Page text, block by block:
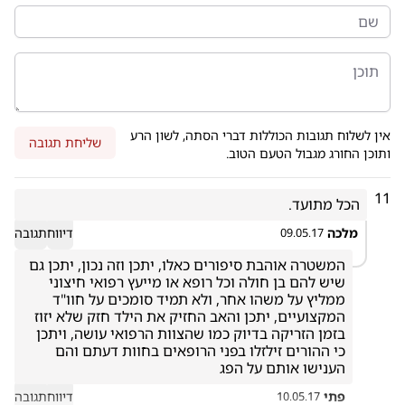
אין לשלוח תגובות הכוללות דברי הסתה, לשון הרע
ותוכן החורג מגבול הטעם הטוב.
שליחת תגובה
11 הכל מתועד.
מלכה 09.05.17 דיווחתגובה
הענישו אותם על הפג
פתי 10.05.17 דיווחתגובה